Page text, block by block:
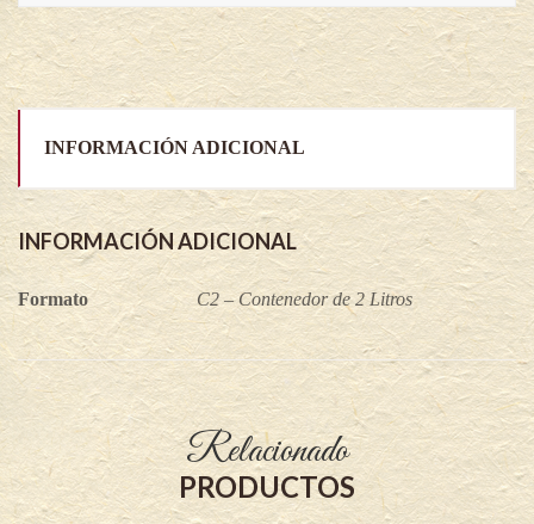
INFORMACIÓN ADICIONAL
INFORMACIÓN ADICIONAL
Formato C2 – Contenedor de 2 Litros
Relacionado
PRODUCTOS